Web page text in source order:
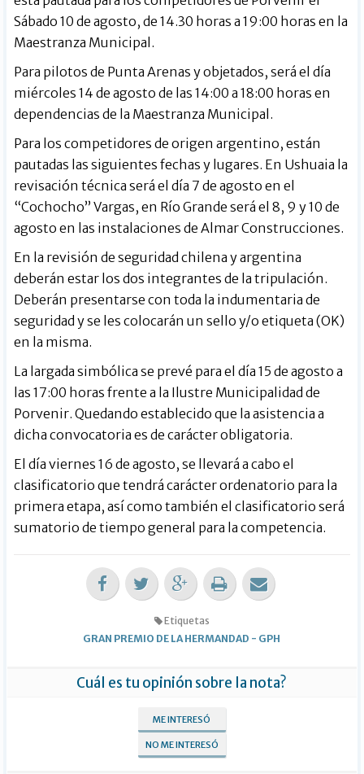
Sábado 10 de agosto, de 14.30 horas a 19:00 horas en la
Maestranza Municipal.
Para pilotos de Punta Arenas y objetados, será el día
miércoles 14 de agosto de las 14:00 a 18:00 horas en
dependencias de la Maestranza Municipal.
Para los competidores de origen argentino, están
pautadas las siguientes fechas y lugares. En Ushuaia la
revisación técnica será el día 7 de agosto en el
“Cochocho” Vargas, en Río Grande será el 8, 9 y 10 de
agosto en las instalaciones de Almar Construcciones.
En la revisión de seguridad chilena y argentina
deberán estar los dos integrantes de la tripulación.
Deberán presentarse con toda la indumentaria de
seguridad y se les colocarán un sello y/o etiqueta (OK)
en la misma.
La largada simbólica se prevé para el día 15 de agosto a
las 17:00 horas frente a la Ilustre Municipalidad de
Porvenir. Quedando establecido que la asistencia a
dicha convocatoria es de carácter obligatoria.
El día viernes 16 de agosto, se llevará a cabo el
clasificatorio que tendrá carácter ordenatorio para la
primera etapa, así como también el clasificatorio será
sumatorio de tiempo general para la competencia.
Etiquetas
GRAN PREMIO DE LA HERMANDAD - GPH
Cuál es tu opinión sobre la nota?
ME INTERESÓ
NO ME INTERESÓ